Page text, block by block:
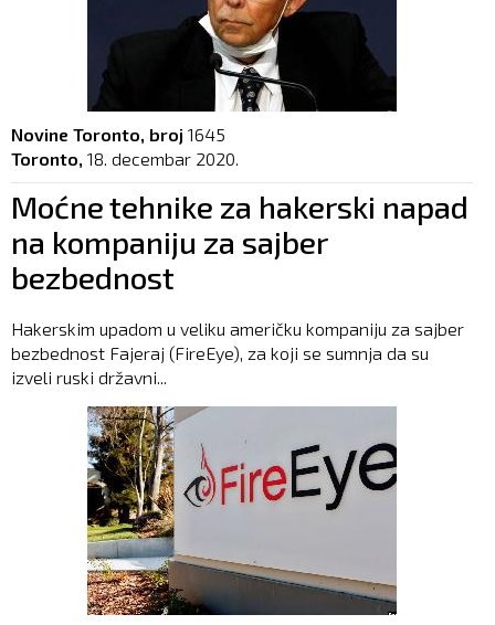
Novine Toronto, broj 1645
Toronto, 18. decembar 2020.
Moćne tehnike za hakerski napad
na kompaniju za sajber
bezbednost
Hakerskim upadom u veliku američku kompaniju za sajber
bezbednost Fajeraj (FireEye), za koji se sumnja da su
izveli ruski državni...